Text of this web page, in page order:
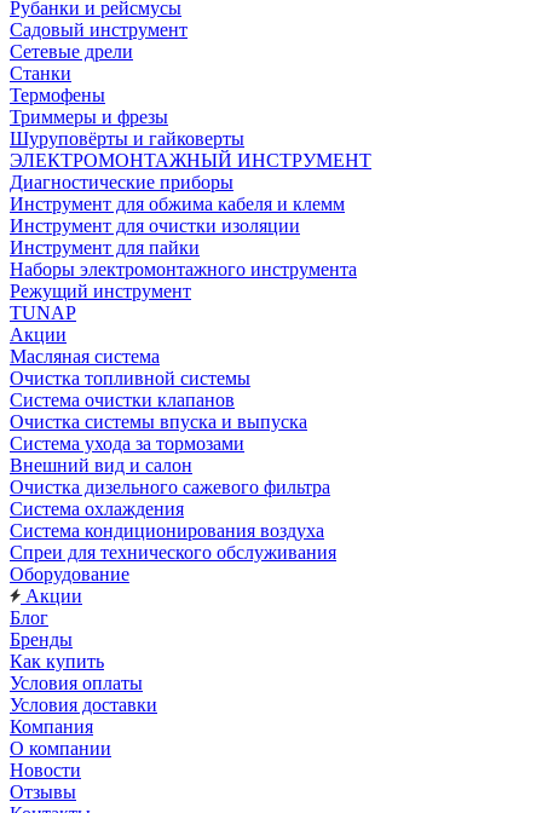
Рубанки и рейсмусы
Садовый инструмент
Сетевые дрели
Станки
Термофены
Триммеры и фрезы
Шуруповёрты и гайковерты
ЭЛЕКТРОМОНТАЖНЫЙ ИНСТРУМЕНТ
Диагностические приборы
Инструмент для обжима кабеля и клемм
Инструмент для очистки изоляции
Инструмент для пайки
Наборы электромонтажного инструмента
Режущий инструмент
TUNAP
Акции
Масляная система
Очистка топливной системы
Система очистки клапанов
Очистка системы впуска и выпуска
Система ухода за тормозами
Внешний вид и салон
Очистка дизельного сажевого фильтра
Система охлаждения
Система кондиционирования воздуха
Спреи для технического обслуживания
Оборудование
Акции
Блог
Бренды
Как купить
Условия оплаты
Условия доставки
Компания
О компании
Новости
Отзывы